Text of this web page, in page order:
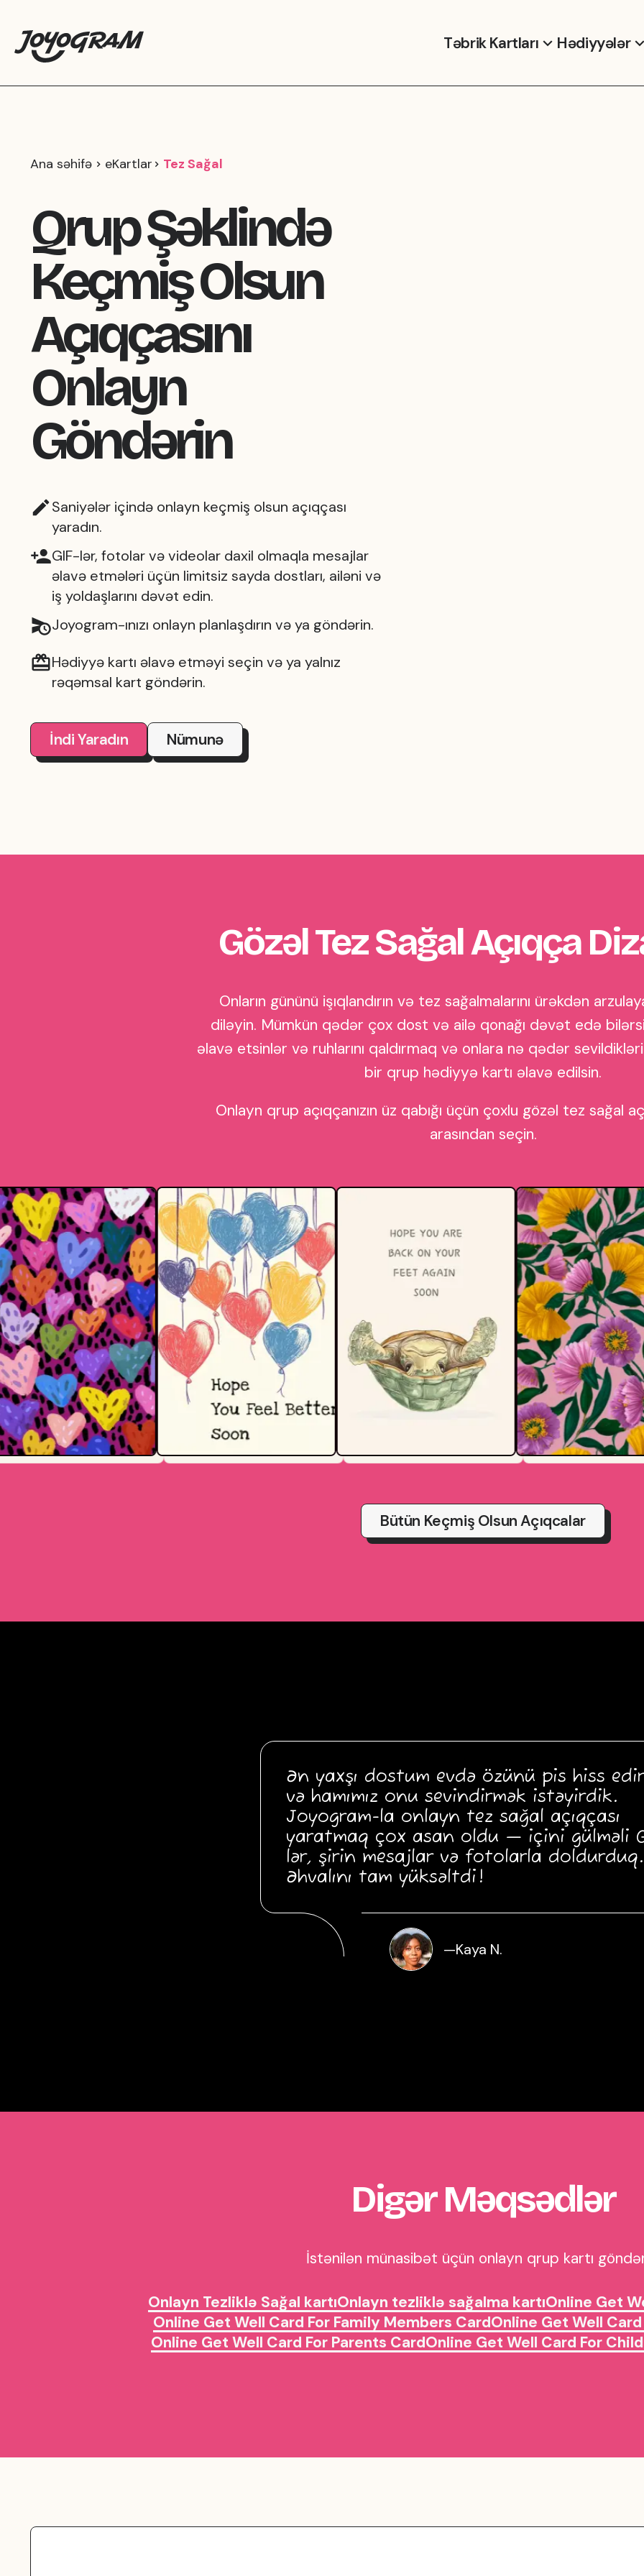
Təbrik Kartları Hədiyyələr
Ana səhifə eKartlar Tez Sağal
Qrup Şəklində
Keçmiş Olsun
Açıqçasını
Onlayn
Göndərin
Saniyələr içində onlayn keçmiş olsun açıqçası
yaradın.
GIF-lər, fotolar və videolar daxil olmaqla mesajlar
əlavə etmələri üçün limitsiz sayda dostları, ailəni və
iş yoldaşlarını dəvət edin.
Joyogram-ınızı onlayn planlaşdırın və ya göndərin.
Hədiyyə kartı əlavə etməyi seçin və ya yalnız
rəqəmsal kart göndərin.
İndi Yaradın Nümunə
Gözəl Tez Sağal Açıqça
Onların gününü işıqlandırın və tez sağalmalarını ürəkdən
diləyin. Mümkün qədər çox dost və ailə qonağı dəvət edə
əlavə etsinlər və ruhlarını qaldırmaq və onlara nə qədər
bir qrup hədiyyə kartı əlavə edilsin.
Onlayn qrup açıqçanızın üz qabığı üçün çoxlu gözəl tez sağal
arasından seçin.
Bütün Keçmiş Olsun Açıqcalar
Ən yaxşı dostum evdə özünü pis hiss
və hamımız onu sevindirmək istəyirdik.
Joyogram-la onlayn tez sağal açıqçası
yaratmaq çox asan oldu — içini gülməli
lər, şirin mesajlar və fotolarla doldurduq.
Əhvalını tam yüksəltdi!
—Kaya N.
Digər Məqsədlər
İstənilən münasibət üçün onlayn qrup kartı
Onlayn Tezliklə Sağal kartıOnlayn tezliklə sağalma kartıOnline Get
Online Get Well Card For Family Members CardOnline Get Well
Online Get Well Card For Parents CardOnline Get Well Card For